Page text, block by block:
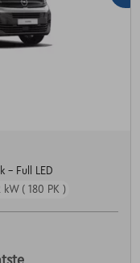
- Full LED
kW ( 180 PK )